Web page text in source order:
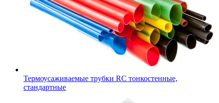
Термоусаживаемые трубки RC тонкостенные,
стандартные